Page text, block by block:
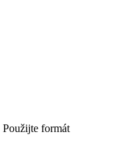
Použijte formát